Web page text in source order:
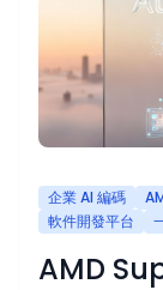
企業 AI 編碼
軟件開發平台
AMD